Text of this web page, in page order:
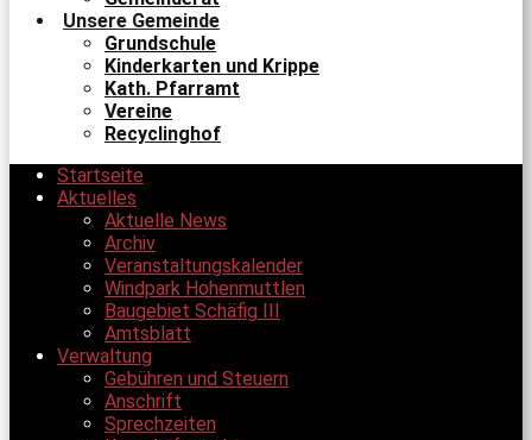
Unsere Gemeinde
Grundschule
Kinderkarten und Krippe
Kath. Pfarramt
Vereine
Recyclinghof
Startseite
Aktuelles
Aktuelle News
Archiv
Veranstaltungskalender
Windpark Hohenmuttlen
Baugebiet Schäfig III
Amtsblatt
Verwaltung
Gebühren und Steuern
Anschrift
Sprechzeiten